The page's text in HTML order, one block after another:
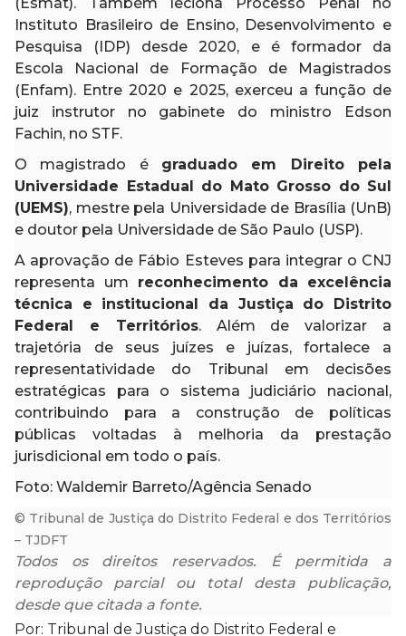
Instituto Brasileiro de Ensino, Desenvolvimento e
Pesquisa (IDP) desde 2020, e é formador da
Escola Nacional de Formação de Magistrados
(Enfam). Entre 2020 e 2025, exerceu a função de
juiz instrutor no gabinete do ministro Edson
Fachin, no STF.
O magistrado é
graduado em Direito pela
Universidade Estadual do Mato Grosso do Sul
(UEMS), mestre pela Universidade de Brasília (UnB)
e doutor pela Universidade de São Paulo (USP).
A aprovação de Fábio Esteves para integrar o CNJ
representa um
reconhecimento da excelência
técnica e institucional da Justiça do Distrito
Federal e Territórios. Além de valorizar a
trajetória de seus juízes e juízas, fortalece a
representatividade do Tribunal em decisões
estratégicas para o sistema judiciário nacional,
contribuindo para a construção de políticas
públicas voltadas à melhoria da prestação
jurisdicional em todo o país.
Foto: Waldemir Barreto/Agência Senado
© Tribunal de Justiça do Distrito Federal e dos Territórios
– TJDFT
Todos os direitos reservados. É permitida a
reprodução parcial ou total desta publicação,
desde que citada a fonte.
Por: Tribunal de Justiça do Distrito Federal e